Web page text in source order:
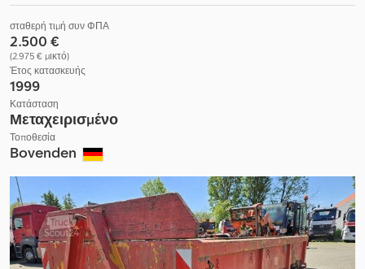
σταθερή τιμή συν ΦΠΑ
2.500 €
(2.975 € μικτό)
Έτος κατασκευής
1999
Κατάσταση
Μεταχειρισμένο
Τοποθεσία
Bovenden